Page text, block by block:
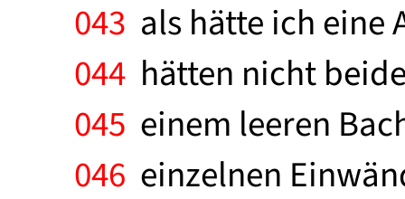
043 als hätte ich eine
044 hätten nicht
045 einem leeren
046 einzelnen